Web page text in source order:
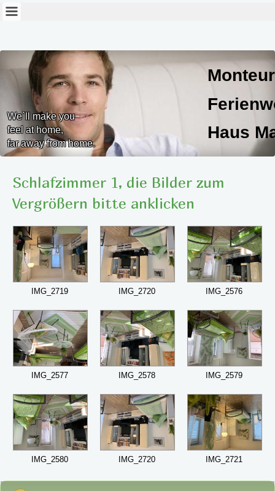
We`ll make you
feel at home,
far away from home.
Haus
Haus Marlies
Schlafzimmer 1, die Bilder zum
Vergrößern bitte anklicken
IMG_2719 IMG_2720 IMG_2576
IMG_2577 IMG_2578 IMG_2579
IMG_2580 IMG_2720 IMG_2721